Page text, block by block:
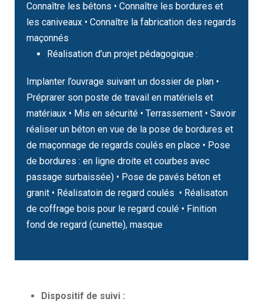
Connaître les bétons • Connaître les bordures et
les caniveaux • Connaître la fabrication des regards
maçonnés
Réalisation d’un projet pédagogique :
Implanter l’ouvrage suivant un dossier de plan •
Préprarer son poste de travail en matériels et
matériaux • Mis en sécurité • Terrassement • Savoir
réaliser un béton en vue de la pose de bordures et
de maçonnage de regards coulés en place • Pose
de bordures : en ligne droite et courbes avec
passage surbaissée) • Pose de pavés béton et
granit • Réalisatoin de regard coulés • Réalisaton
de coffrage bois pour le regard coulé • Finition
fond de regard (cunette), masque
Dispositif de suivi :